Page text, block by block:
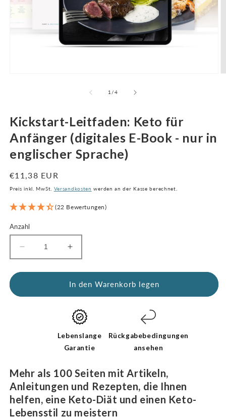
1 /von
4
Kickstart-Leitfaden: Keto für
Anfänger (digitales E-Book - nur in
englischer Sprache)
Regulärer
Preis
€11,38 EUR
Preis inkl. MwSt. Versandkosten werden an der Kasse berechnet.
(22 Bewertungen)
Anzahl
Reduzieren
Sie
die
E-
Book
-
nur
auf
Anzahl
erhöhen
für
Kickstart
for
Beginners
(digitales
E-
-
nur
auf
Englisch)
In den Warenkorb legen
Lebenslange
Garantie
Rückgabebedingungen
ansehen
Mehr als 100 Seiten mit Artikeln,
Anleitungen und Rezepten, die Ihnen
helfen, eine Keto-Diät und einen Keto-
Lebensstil zu meistern